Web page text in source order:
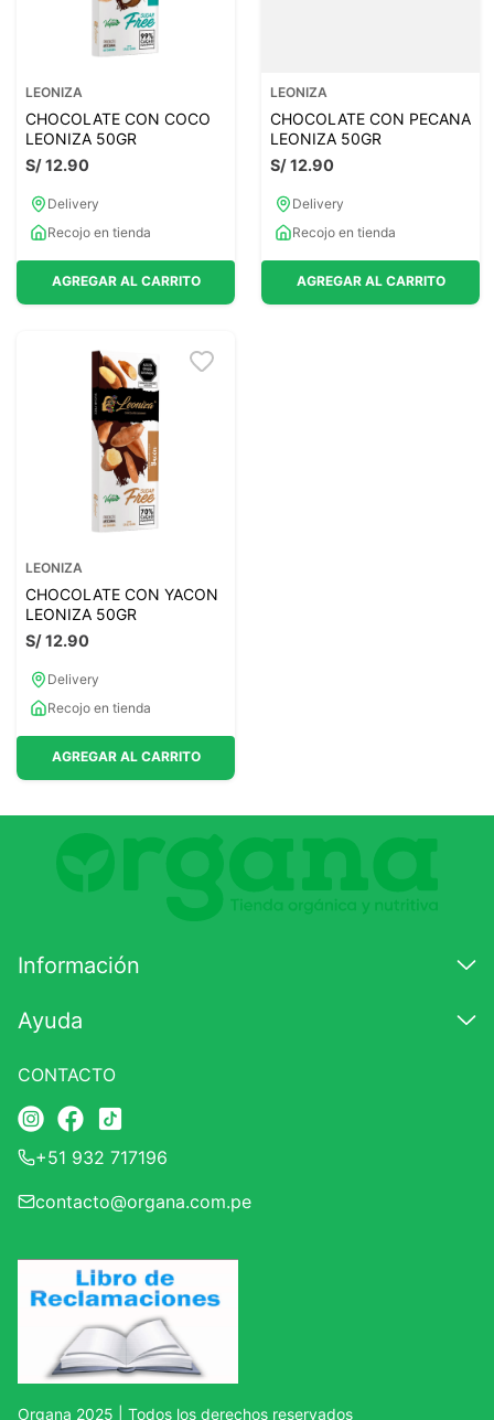
LEONIZA
CHOCOLATE CON COCO
LEONIZA 50GR
S/12.90
Delivery
Recojo en tienda
AGREGAR AL CARRITO
LEONIZA
CHOCOLATE CON PECANA
LEONIZA 50GR
S/12.90
Delivery
Recojo en tienda
AGREGAR AL CARRITO
LEONIZA
CHOCOLATE CON YACON
LEONIZA 50GR
S/12.90
Delivery
Recojo en tienda
AGREGAR AL CARRITO
Información
Ayuda
CONTACTO
+51 932 717196
contacto@organa.com.pe
Organa 2025 | Todos los derechos reservados